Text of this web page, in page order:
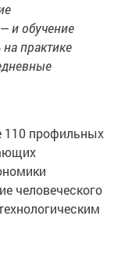
и обучение
практике
110 профильных
человеческого